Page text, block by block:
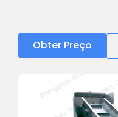
Obter Preço